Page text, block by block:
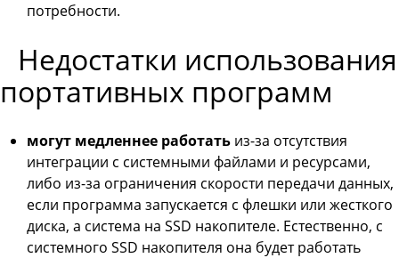
потребности.
Недостатки использования
портативных программ
могут медленнее работать из-за отсутствия
интеграции с системными файлами и ресурсами,
либо из-за ограничения скорости передачи данных,
если программа запускается с флешки или жесткого
диска, а система на SSD накопителе. Естественно, с
системного SSD накопителя она будет работать